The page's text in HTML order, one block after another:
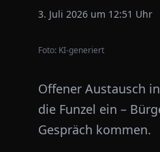
3. Juli 2026 um 12:51 Uhr
Foto: KI-generiert
Offener Austausch
die Funzel ein –
Gespräch kommen.